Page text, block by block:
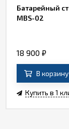
Батарейный
MBS-02
18 900 ₽
В корзину
Купить в 1